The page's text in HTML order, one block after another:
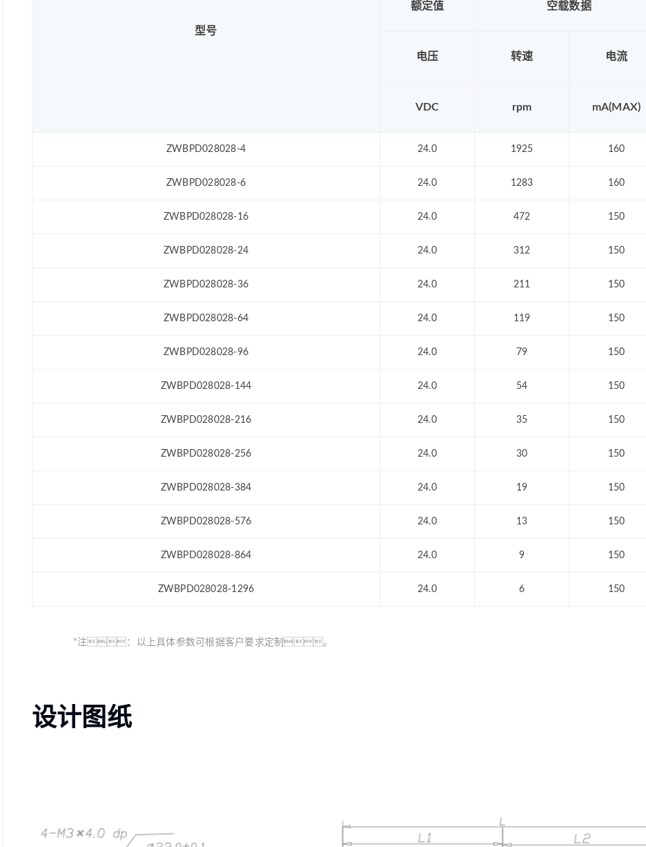
型号
额定值 空载数据
电压 转速 电流
VDC rpm mA(MAX)
ZWBPD028028-4 24.0 1925 160
ZWBPD028028-6 24.0 1283 160
ZWBPD028028-16 24.0 472 150
ZWBPD028028-24 24.0 312 150
ZWBPD028028-36 24.0 211 150
ZWBPD028028-64 24.0 119 150
ZWBPD028028-96 24.0 79 150
ZWBPD028028-144 24.0 54 150
ZWBPD028028-216 24.0 35 150
ZWBPD028028-256 24.0 30 150
ZWBPD028028-384 24.0 19 150
ZWBPD028028-576 24.0 13 150
ZWBPD028028-864 24.0 9 150
ZWBPD028028-1296 24.0 6 150
*注：以上具体参数可根据客户要求定制。
设计图纸